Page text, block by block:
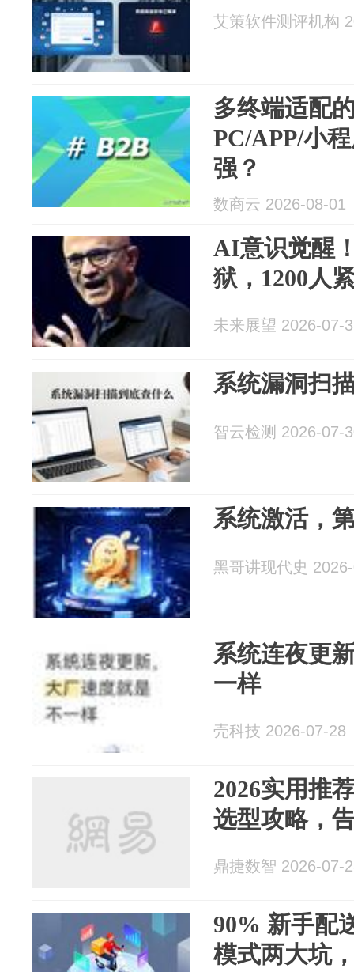
艾策软件测评机构
多终端适配
PC/APP/小
强？
数商云 2026-08-01
AI意识觉醒
狱，1200人
未来展望 2026-07-
系统漏洞扫
智云检测 2026-07-
系统激活，
黑哥讲现代史
系统连夜更
一样
壳科技 2026-07-28
2026实用推
选型攻略，
鼎捷数智 2026-07-
90% 新手配
模式两大坑